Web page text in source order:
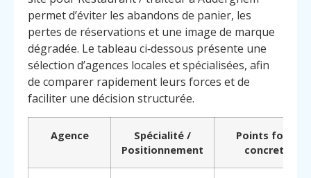
permet d’éviter les abandons de panier, les
pertes de réservations et une image de marque
dégradée. Le tableau ci‑dessous présente une
sélection d’agences locales et spécialisées, afin
de comparer rapidement leurs forces et de
faciliter une décision structurée.
Agence
Spécialité /
Positionnement
Points forts
concrets